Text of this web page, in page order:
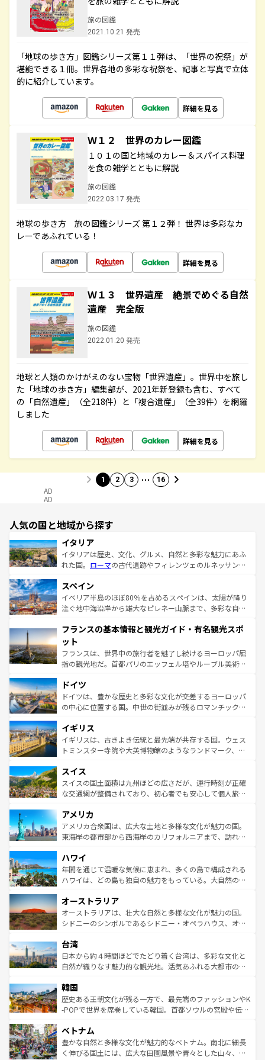
旅の図鑑
2021.10.21 発売
「地球の歩き方」図鑑シリーズ第１１弾は、「世界の祝祭」が
堪能できる１冊。世界各地の多彩な祝祭を、記事と写真で立体
的に紹介しています。
詳細を見る
Ｗ１２ 世界のカレー図鑑
１０１の国と地域のカレー＆スパイス料理
を食の雑学とともに解説
旅の図鑑
2022.03.17 発売
地球の歩き方 旅の図鑑シリーズ 第１２弾！ 世界は多彩なカ
レーであふれている！
詳細を見る
Ｗ１３ 世界遺産 絶景でめぐる自然
遺産 完全版
旅の図鑑
2022.01.20 発売
地球と人類のかけがえのない宝物「世界遺産」。世界中を旅し
た「地球の歩き方」編集部が、2021年新登録も含む、すべて
の「自然遺産」（全218件）と「複合遺産」（全39件）を網羅
しました
詳細を見る
1 2 3 … 16
AD
AD
人気の国と地域から探す
イタリア
イタリアは歴史、文化、グルメ、自然と多彩な魅力にあふ
れた国。 ローマの古代遺跡やフィレンツェのルネッサンス
ろん、トスカーナの美しい田園風景やアマルフィ海岸の絶
景など、自然景観も見逃せない。観光の合間には、本場の
ピザやパスタなど、絶品のイタリア料理を堪能することも
ませてくれるイタリアで、忘れられない旅をしてみよう！
なお、新着のイタリア情報は
しい。
スペイン
イベリア半島のほぼ80％を占めるスペインは、太陽が降り
注ぐ地中海沿岸から雄大なピレネー山脈まで、多彩な自然
文化が根付くこの国では、情熱的なフラメンコ、熱気あふ
れる闘牛、そして美味しいタパスが生活の一部となってい
る。首都マドリードの洗練された雰囲気や、バルセロナの
アートに溢れた街角から、地方では古代ローマ遺跡や中世
せる。地方によって風土や気候が異なるスペインはその個
性で訪れる人を魅了する。 なお、新着のスペイン情報は コ
ンテンツ一覧を参照してほしい。
フランスの基本情報と観光ガイド・有名観光スポ
ット
フランスは、世界中の旅行者を魅了し続けるヨーロッパ屈
指の観光地だ。首都パリのエッフェル塔やルーブル美術館
で、幅広い魅力が詰まっている。華麗な宮殿、歴史的な大
聖堂、美しいビーチ、そして豊かな自然が、訪れる者を心
から魅了する。また、フランスは美食の国としても知ら
いる。シャンパンの発祥地であるランス、プロヴァンスの
香り高いラベンダー畑など、多彩な楽しみ方が可能だ。さ
らに、パリ以外の地域にも魅力が溢れており、どの街角に
れる地方に足を運ぶとそれぞれで全く異なる文化を体験で
きるだろう。 なお、新着のフランス情報はコンテンツ一覧
を参照してほしい。
ドイツ
ドイツは、豊かな歴史と多彩な文化が交差するヨーロッパ
の中心に位置する国。中世の街並みが残るロマンチック街
顔を持つこの国は、どこを歩いても飽きることがない。ベ
ルリンの文化的活気、バイエルン州のアルプスの絶景、そ
してライン川沿いのワイン畑といった風景は必見。ビール
は、お酒好きな人にはぜひ体験してほしい。 なお、新着の
ドイツ情報はコンテンツ一覧を参照してほしい。
イギリス
イギリスは、古きよき伝統と最先端が共存する国。ウェス
トミンスター寺院や大英博物館のようなランドマーク、歴
リアごとに異なる魅力がある。また、優雅なアフタヌーン
ティー、ビール好きにはたまらない英国パブ、サッカー観
戦など、本場だからこそできる体験も豊富。イギリスを旅
ンツ一覧を参照してほしい。
スイス
スイスの国土面積は九州ほどの広さだが、運行時刻が正確
な交通網が整備されており、初心者でも安心して個人旅行
の建物がそのまま残る町や、スイスならではのユニークな
博物館もあり、アルプス観光だけでなく町歩きも満喫する
ことができる。国民の所得が高いため物価も高いが、旅行
ば市内交通費無料で観光を楽しむこともできる。 なお、新
着のスイス情報はコンテンツ一覧 を参照してほしい。
アメリカ
アメリカ合衆国は、広大な土地と多様な文化が魅力の国。
東海岸の都市部から西海岸のカリフォルニアまで、訪れる
のような巨大都市は、観光、ショッピング、エンターテイ
ンメントが詰まった刺激的なスポットだ。一方、アメリカ
西部には大自然が広がり、グランドキャニオンやイエロー
部のニューオーリンズでは、音楽と美食が融合した独特の
文化が魅力。旅行者はアメリカの各地域で異なる魅力を楽
しみながら、その多様性と豊かな歴史を感じることができ
ならではの贅沢な旅のスタイルだ。 なお、新着のアメリカ
情報はコンテンツ一覧を参照してほしい。
ハワイ
年間を通じて温暖な気候に恵まれ、多くの島で構成される
ハワイは、どの島も独自の魅力をもっている。大自然の神
ワイ島は見逃せない。また、定番の観光地といえばオアフ
島だが、静かな自然を求めるならマウイ島やカウアイ島が
おすすめ。エメラルドグリーンに輝く海をはじめ、豊かな
れるおもてなしの心で訪れる人々を迎えてくれるハワイの
人々、おいしいローカルフードやハワイアンミュージッ
ク、伝統的なフラダンスなど、すべてがハワイの魅力を彩
ワイを、存分に味わってほしい。 なお、新着のハワイ情報
はコンテンツ一覧を参照してほしい。
オーストラリア
オーストラリアは、壮大な自然と多様な文化が魅力の国。
シドニーのシンボルであるシドニー・オペラハウス、オー
リアリーフや大陸中央部にそびえるウルル（エアーズロッ
ク）、タスマニアの美しい原生林やケアンズの熱帯雨林な
ど、見どころがたくさん。また、カフェやワイン、オージ
いる。アクティビティも充実しており、サーフィンやダイ
ビング、ハイキングなど、アウトドア好きにはたまらな
い。オーストラリアの多彩な魅力を存分に味わいつくそ
参照してほしい。
台湾
日本から約４時間ほどでたどり着く台湾は、多彩な文化と
自然が織りなす魅力的な観光地。活気あふれる大都市の台
ン）、静ひつな山岳地帯である台湾東部など、都市の喧騒
と山間の静けさが共存しており、訪れる人に新しい発見と
驚きをもたらしてくれる。また、奥深い台湾の食文化も魅
容にもいいと評判のスイーツなど、バラエティ豊かな料理
が味わえる。 なお、新着の台湾情報は コンテンツ一覧を参
照してほしい。
韓国
歴史ある王朝文化が残る一方で、最先端のファッションやK
-POPで世界を席巻している韓国。首都ソウルの宮殿や伝統
き、地方に足を延ばせば四季折々の自然美を楽しむことが
できる。そして、キムチや焼肉、絶品のストリートフード
まで、さまざまな韓国料理が待っている。夜には、韓国な
ベトナム
豊かな自然と多様な文化が魅力的なベトナム。南北に細長
く伸びる国土には、広大な田園風景や青々とした山々、世